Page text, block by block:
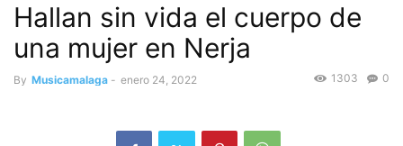
Hallan sin vida el cuerpo de
una mujer en Nerja
By Musicamalaga - enero 24, 2022 0
1303